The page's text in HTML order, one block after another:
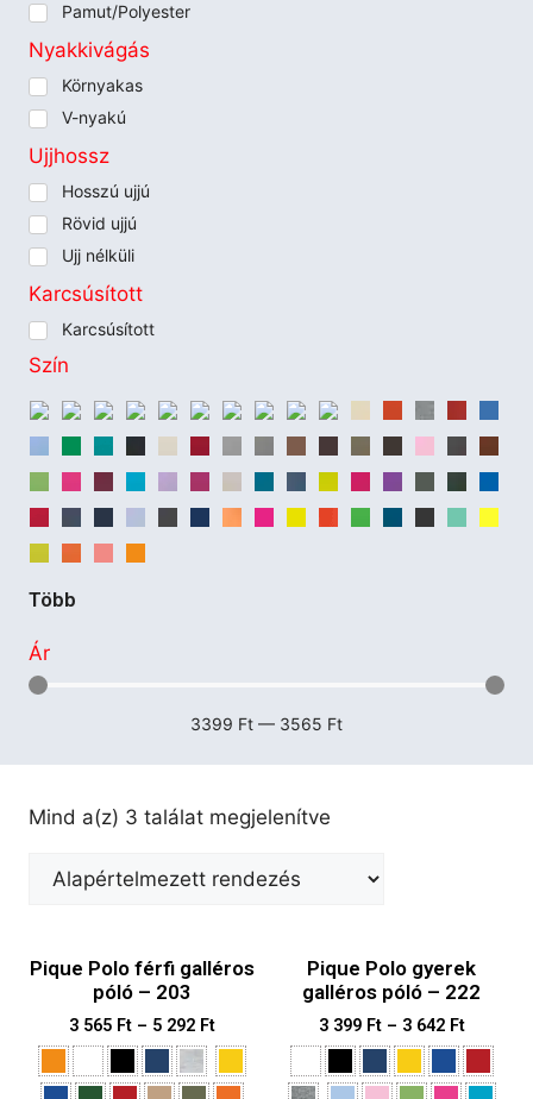
Pamut/Polyester
Nyakkivágás
Környakas
V-nyakú
Ujjhossz
Hosszú ujjú
Rövid ujjú
Ujj nélküli
Karcsúsított
Karcsúsított
Szín
Több
Ár
3399 Ft — 3565 Ft
Mind a(z) 3 találat megjelenítve
Pique Polo férfi galléros
póló – 203
3 565 Ft– 5 292 Ft
Pique Polo gyerek
galléros póló – 222
3 399 Ft– 3 642 Ft